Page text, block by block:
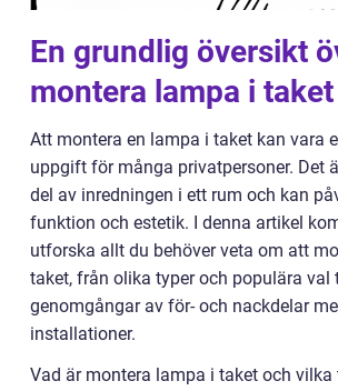
En grundlig översikt
montera lampa i taket
Att montera en lampa i taket kan vara
uppgift för många privatpersoner. Det
del av inredningen i ett rum och kan
funktion och estetik. I denna artikel
utforska allt du behöver veta om att
taket, från olika typer och populära val
genomgångar av för- och nackdelar
installationer.
Vad är montera lampa i taket och vilka